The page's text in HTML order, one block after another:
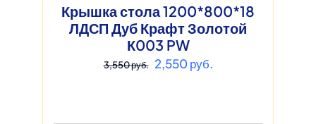
Крышка стола 1200*800*18
ЛДСП Дуб Крафт Золотой
К003 PW
3,550руб. Первоначальная
2,550руб.Текущая